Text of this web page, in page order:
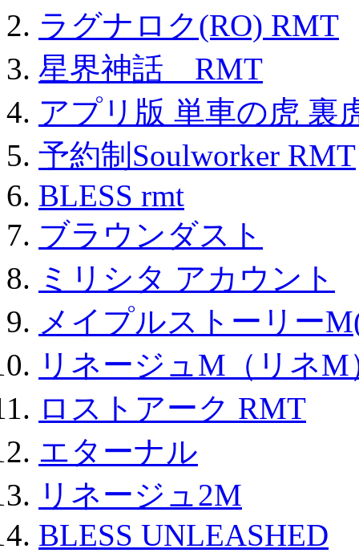
ラグナロク(RO) RMT
星界神話 RMT
アプリ版 単車の虎 裏
予約制Soulworker RMT
BLESS rmt
ブラウンダスト
ミリシタ アカウント
メイプルストーリー
リネージュM（リネM
ロストアーク RMT
エターナル
リネージュ2M
BLESS UNLEASHED